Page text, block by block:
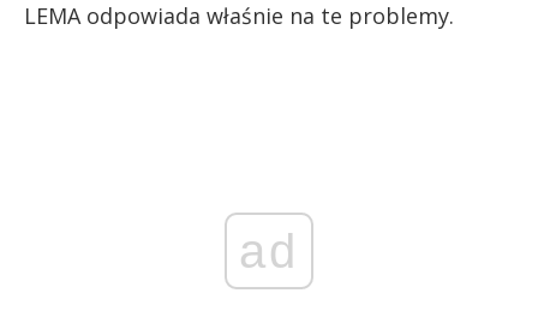
LEMA odpowiada właśnie na te problemy.
ad